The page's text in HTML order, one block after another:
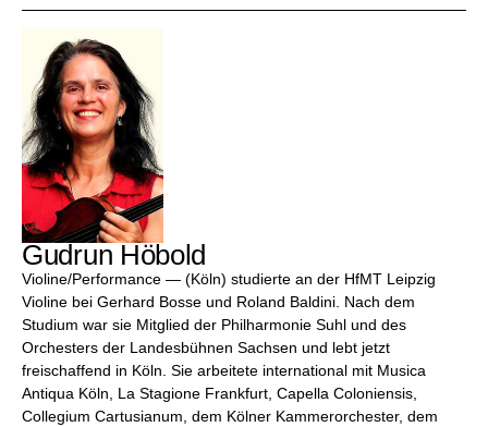
Gudrun Höbold
Violine/Performance — (Köln) studierte an der HfMT Leipzig
Violine bei Gerhard Bosse und Roland Baldini. Nach dem
Studium war sie Mitglied der Philharmonie Suhl und des
Orchesters der Landesbühnen Sachsen und lebt jetzt
freischaffend in Köln. Sie arbeitete international mit Musica
Antiqua Köln, La Stagione Frankfurt, Capella Coloniensis,
Collegium Cartusianum, dem Kölner Kammerorchester, dem